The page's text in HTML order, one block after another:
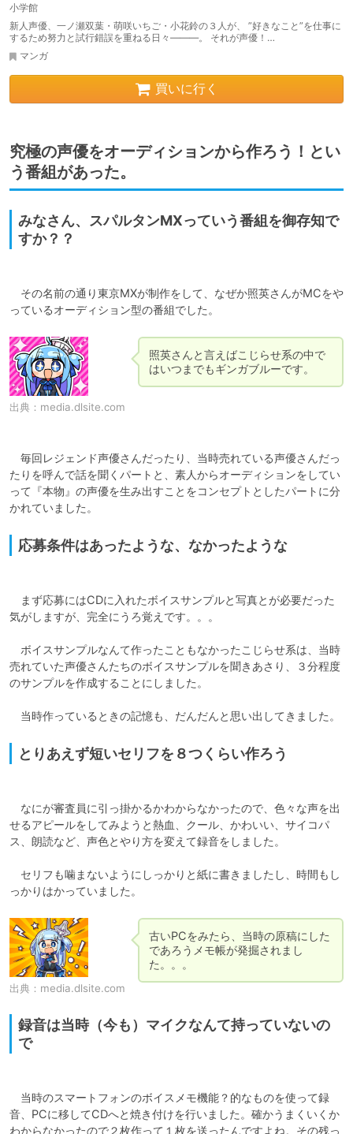
小学館
新人声優、一ノ瀬双葉・萌咲いちご・小花鈴の３人が、 ”好きなこと”を仕事に
するため努力と試行錯誤を重ねる日々―――。 それが声優！…
マンガ
買いに行く
究極の声優をオーディションから作ろう！とい
う番組があった。
みなさん、スパルタンMXっていう番組を御存知で
すか？？
その名前の通り東京MXが制作をして、なぜか照英さんがMCをや
出典： media.dlsite.com
照英さんと言えばこじらせ系の中で
毎回レジェンド声優さんだったり、当時売れている声優さんだっ
たりを呼んで話を聞くパートと、素人からオーディションをしてい
って『本物』の声優を生み出すことをコンセプトとしたパートに分
応募条件はあったような、なかったような
まず応募にはCDに入れたボイスサンプルと写真とが必要だった
気がしますが、完全にうろ覚えです。。。
ボイスサンプルなんて作ったこともなかったこじらせ系は、当時
売れていた声優さんたちのボイスサンプルを聞きあさり、３分程度
のサンプルを作成することにしました。
とりあえず短いセリフを８つくらい作ろう
なにが審査員に引っ掛かるかわからなかったので、色々な声を出
せるアピールをしてみようと熱血、クール、かわいい、サイコパ
ス、朗読など、声色とやり方を変えて録音をしました。
セリフも噛まないようにしっかりと紙に書きましたし、時間もし
出典： media.dlsite.com
古いPCをみたら、当時の原稿にした
であろうメモ帳が発掘されまし
た。。。
録音は当時（今も）マイクなんて持っていないの
で
当時のスマートフォンのボイスメモ機能？的なものを使って録
音、PCに移してCDへと焼き付けを行いました。確かうまくいくか
わからなかったので２枚作って１枚を送ったんですよね。その残っ